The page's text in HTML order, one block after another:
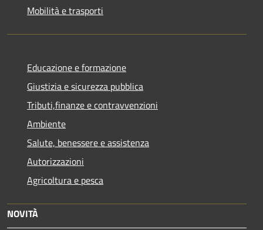
Mobilità e trasporti
Educazione e formazione
Giustizia e sicurezza pubblica
Tributi,finanze e contravvenzioni
Ambiente
Salute, benessere e assistenza
Autorizzazioni
Agricoltura e pesca
NOVITÀ